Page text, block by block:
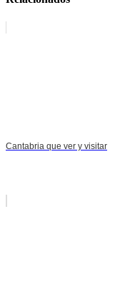
Cantabria que ver y visitar